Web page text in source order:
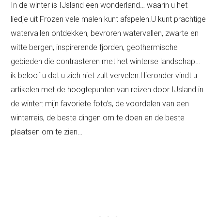
In de winter is IJsland een wonderland… waarin u het
liedje uit Frozen vele malen kunt afspelen.U kunt prachtige
watervallen ontdekken, bevroren watervallen, zwarte en
witte bergen, inspirerende fjorden, geothermische
gebieden die contrasteren met het winterse landschap…
ik beloof u dat u zich niet zult vervelen.Hieronder vindt u
artikelen met de hoogtepunten van reizen door IJsland in
de winter: mijn favoriete foto’s, de voordelen van een
winterreis, de beste dingen om te doen en de beste
plaatsen om te zien…